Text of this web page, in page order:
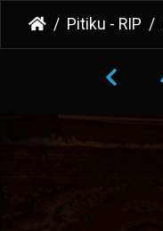
Pitiku - RIP